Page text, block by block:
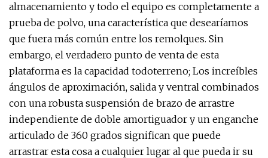
almacenamiento y todo el equipo es completamente a
prueba de polvo, una característica que desearíamos
que fuera más común entre los remolques. Sin
embargo, el verdadero punto de venta de esta
plataforma es la capacidad todoterreno; Los increíbles
ángulos de aproximación, salida y ventral combinados
con una robusta suspensión de brazo de arrastre
independiente de doble amortiguador y un enganche
articulado de 360 ​​grados significan que puede
arrastrar esta cosa a cualquier lugar al que pueda ir su